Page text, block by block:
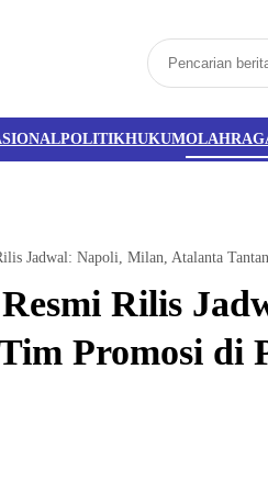
POLITIKHUKUM
Jadwal: Napoli, Milan, Atalanta
Resmi Rilis
Promosi di